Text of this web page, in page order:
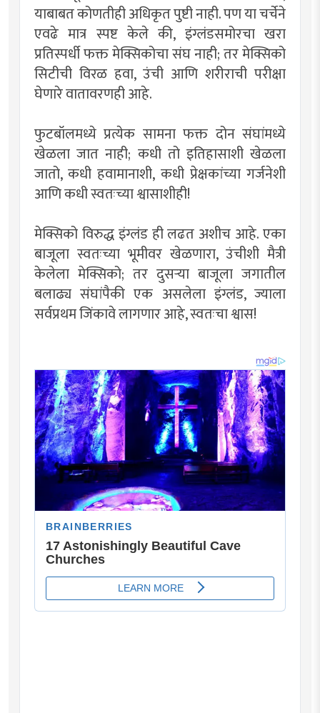
याबाबत कोणतीही अधिकृत पुष्टी नाही. पण या चर्चेने
एवढे मात्र स्पष्ट केले की, इंग्लंडसमोरचा खरा
प्रतिस्पर्धी फक्त मेक्सिकोचा संघ नाही; तर मेक्सिको
सिटीची विरळ हवा, उंची आणि शरीराची परीक्षा
घेणारे वातावरणही आहे.
फुटबॉलमध्ये प्रत्येक सामना फक्त दोन संघांमध्ये
खेळला जात नाही; कधी तो इतिहासाशी खेळला
जातो, कधी हवामानाशी, कधी प्रेक्षकांच्या गर्जनेशी
आणि कधी स्वतःच्या श्वासाशीही!
मेक्सिको विरुद्ध इंग्लंड ही लढत अशीच आहे. एका
बाजूला स्वतःच्या भूमीवर खेळणारा, उंचीशी मैत्री
केलेला मेक्सिको; तर दुसर्‍या बाजूला जगातील
बलाढ्य संघांपैकी एक असलेला इंग्लंड, ज्याला
सर्वप्रथम जिंकावे लागणार आहे, स्वतःचा श्वास!